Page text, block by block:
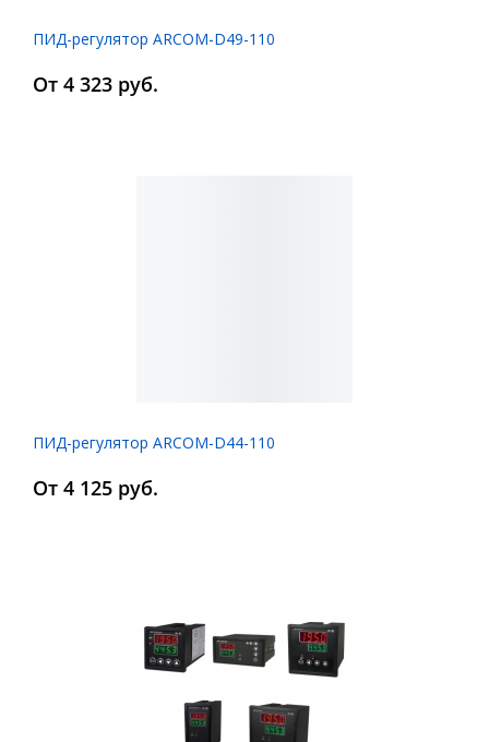
ПИД-регулятор ARCOM-D49-110
От 4 323 руб.
ПИД-регулятор ARCOM-D44-110
От 4 125 руб.